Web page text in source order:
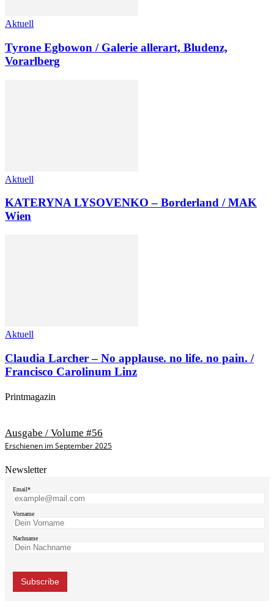
Aktuell
Tyrone Egbowon / Galerie allerart, Bludenz,
Vorarlberg
Aktuell
KATERYNA LYSOVENKO – Borderland / MAK
Wien
Aktuell
Claudia Larcher – No applause. no life. no pain. /
Francisco Carolinum Linz
Printmagazin
Ausgabe / Volume #56
Erschienen im September 2025
Newsletter
Email*
Vorname
Nachname